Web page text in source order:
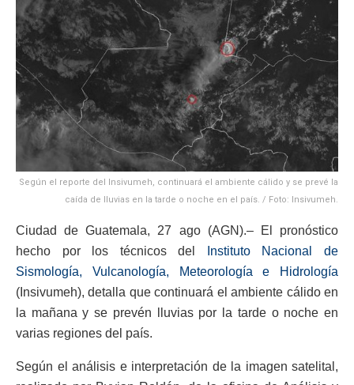
Según el reporte del Insivumeh, continuará el ambiente cálido y se prevé la
caída de lluvias en la tarde o noche en el país. / Foto: Insivumeh.
Ciudad de Guatemala, 27 ago (AGN).– El pronóstico
hecho por los técnicos del
Instituto Nacional de
Sismología, Vulcanología, Meteorología e Hidrología
(Insivumeh), detalla que continuará el ambiente cálido en
la mañana y se prevén lluvias por la tarde o noche en
varias regiones del país.
Según el análisis e interpretación de la imagen satelital,